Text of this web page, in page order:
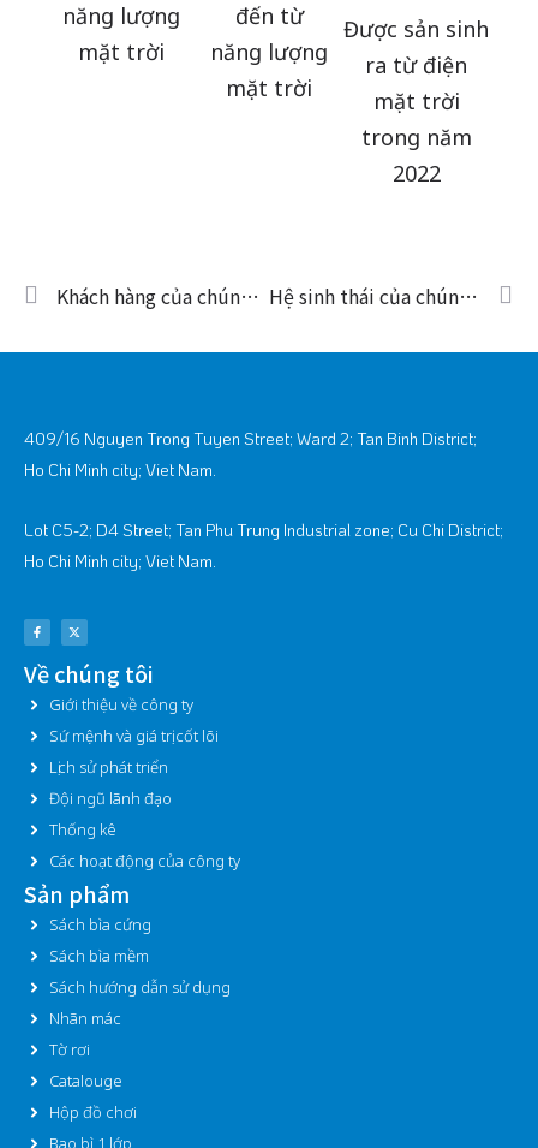
năng lượng
mặt trời
đến từ
năng lượng
mặt trời
Được sản sinh
ra từ điện
mặt trời
trong năm
2022
Prev Khách hàng của chúng tôi Hệ sinh thái của chúng tôi
409/16 Nguyen Trong Tuyen Street; Ward 2; Tan Binh District;
Ho Chi Minh city; Viet Nam.
Lot C5-2; D4 Street; Tan Phu Trung Industrial zone; Cu Chi District;
Ho Chi Minh city; Viet Nam.
F
a
c
b
o
k
f
X
-
t
i
t
e
Về chúng tôi
Giới thiệu về công ty
Sứ mệnh và giá trị cốt lõi
Lịch sử phát triển
Đội ngũ lãnh đạo
Thống kê
Các hoạt động của công ty
Sản phẩm
Sách bìa cứng
Sách bìa mềm
Sách hướng dẫn sử dụng
Nhãn mác
Tờ rơi
Catalouge
Hộp đồ chơi
Bao bì 1 lớp